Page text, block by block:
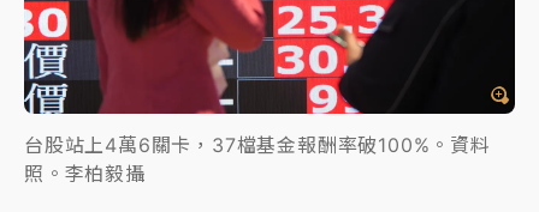
台股站上4萬6關卡，37檔基金報酬率破100%。資料
照。李柏毅攝